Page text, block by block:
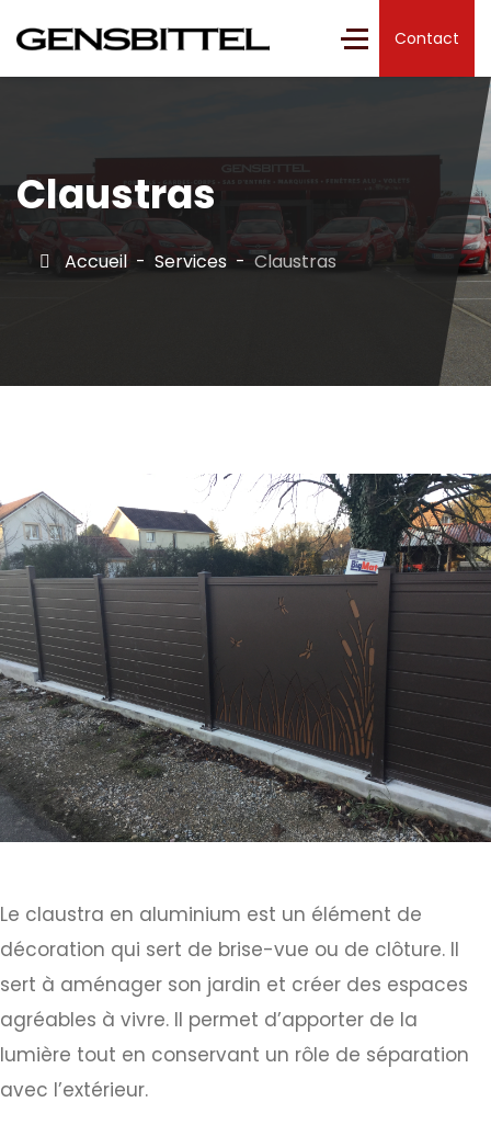
Contact
Claustras
Accueil Services Claustras
Le claustra en aluminium est un élément de
décoration qui sert de brise-vue ou de clôture. Il
sert à aménager son jardin et créer des espaces
agréables à vivre. Il permet d’apporter de la
lumière tout en conservant un rôle de séparation
avec l’extérieur.